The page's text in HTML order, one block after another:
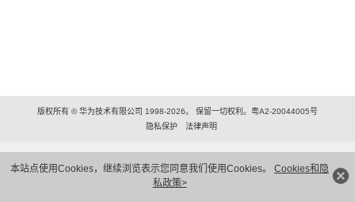
本站点使用Cookies，继续浏览表示您同意我们使用Cookies。 Cookies和隐
私政策>
版权所有 © 华为技术有限公司 1998-2026。 保留一切权利。粤A2-20044005号
隐私保护
法律声明